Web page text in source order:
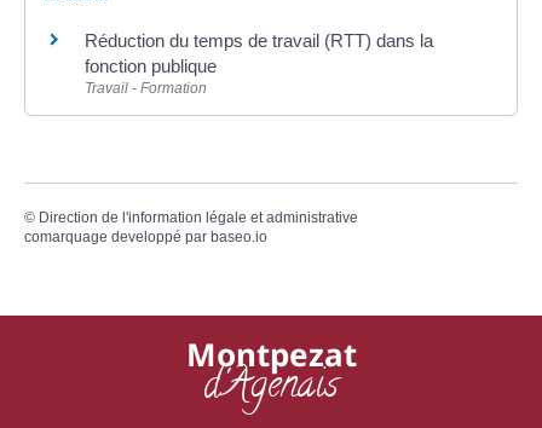
Réduction du temps de travail (RTT) dans la
fonction publique
Travail - Formation
© Direction de l'information légale et administrative
comarquage developpé par baseo.io
Montpezat
d'Agenais